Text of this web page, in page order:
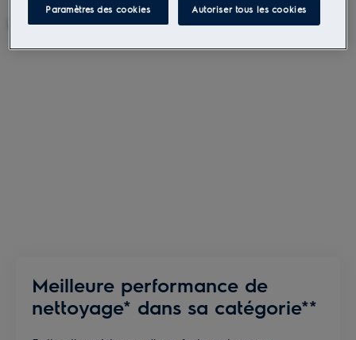
Meilleure performance de
nettoyage* dans sa catégorie**
Paramètres des cookies Autoriser tous les cookies